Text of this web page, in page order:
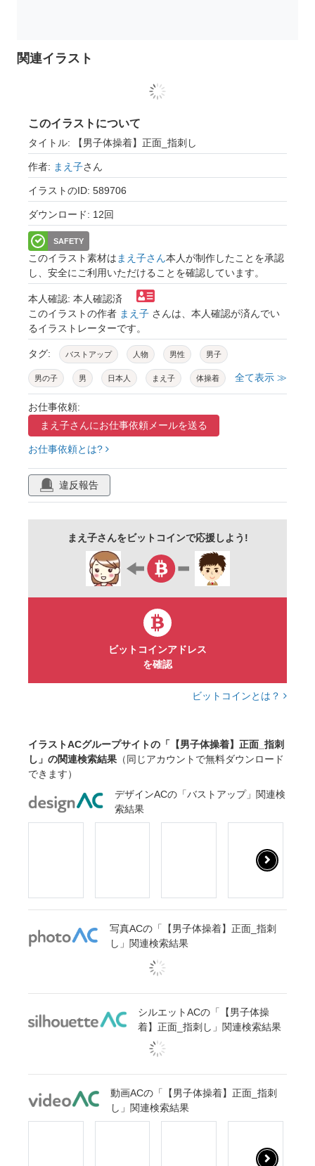
関連イラスト
このイラストについて
タイトル: 【男子体操着】正面_指刺し
作者: まえ子さん
イラストのID: 589706
ダウンロード: 12回
SAFETY
このイラスト素材は まえ子さん本人が制作したことを承認
し、安全にご利用いただけることを確認しています。
本人確認: 本人確認済
このイラストの作者 まえ子 さんは、本人確認が済んでい
るイラストレーターです。
タグ: バストアップ 人物 男性 男子
男の子 男 日本人 まえ子 体操着
運動着
スポーツ 運動会 体育祭 うんどう
うんどうかい うんどう会
保育園 園児
遊ぶ 遊び 動く
外遊び 未就学 未就学児 幼児
幼稚園児 保育園児 紅白
紅白帽 赤白帽
かわいい
全て表示 ≫
お仕事依頼:
まえ子さんにお仕事依頼メールを送る
お仕事依頼とは?
違反報告
まえ子さんをビットコインで応援しよう!
ビットコインアドレス
を確認
ビットコインとは？
イラストACグループサイトの「【男子体操着】正面_指刺
し」の関連検索結果 （同じアカウントで無料ダウンロード
できます）
デザインACの「バストアップ」関連検
索結果
写真ACの「【男子体操着】正面_指刺
し」関連検索結果
シルエットACの「【男子体操
着】正面_指刺し」関連検索結果
動画ACの「【男子体操着】正面_指刺
し」関連検索結果